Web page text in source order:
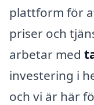
plattform för
priser och
arbetar med
investering i
och vi är här